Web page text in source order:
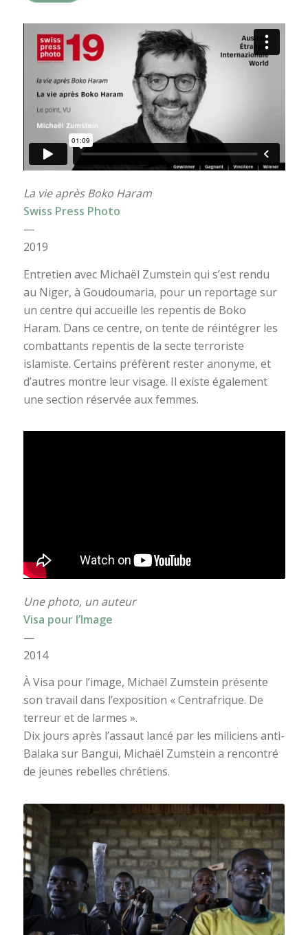
La vie après Boko Haram
Swiss Press Photo
—
2019
Entretien avec Michaël Zumstein qui s’est rendu
au Niger, à Goudoumaria, pour un reportage sur
un centre qui accueille les repentis de Boko
Haram. Dans ce centre, on tente de réintégrer les
combattants repentis de la secte terroriste
islamiste. Certains préfèrent rester anonyme, et
d’autres montre leur visage. Il existe également
une section réservée aux femmes.
Une photo, un auteur
Visa pour l’Image
—
2014
À Visa pour l’image, Michaël Zumstein présente
son travail dans l’exposition « Centrafrique. De
terreur et de larmes ».
Dix jours après l’assaut lancé par les miliciens anti-
Balaka sur Bangui, Michaël Zumstein a rencontré
de jeunes rebelles chrétiens.